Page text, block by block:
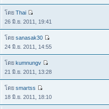
โดยThai
26 มิ.ย. 2011, 19:41
โดยsanasak30
24 มิ.ย. 2011, 14:55
โดยkumnungv
21 มิ.ย. 2011, 13:28
โดยsmartss
18 มิ.ย. 2011, 18:10